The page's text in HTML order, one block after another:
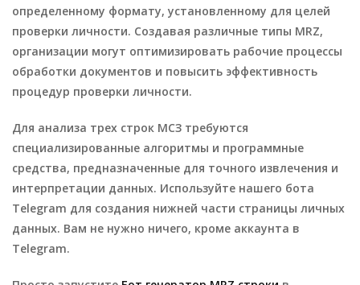
определенному формату, установленному для целей
проверки личности. Создавая различные типы MRZ,
организации могут оптимизировать рабочие процессы
обработки документов и повысить эффективность
процедур проверки личности.
Для анализа трех строк МСЗ требуются
специализированные алгоритмы и программные
средства, предназначенные для точного извлечения и
интерпретации данных. Используйте нашего бота
Telegram для создания нижней части страницы личных
данных. Вам не нужно ничего, кроме аккаунта в
Telegram.